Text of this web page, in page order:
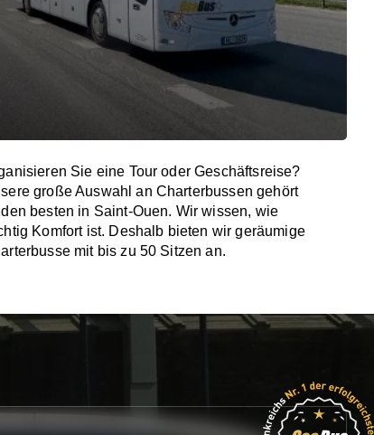
Sie eine Tour oder Geschäftsreise?
große Auswahl an Charterbussen gehört
besten in Saint-Ouen. Wir wissen, wie
Komfort ist. Deshalb bieten wir geräumige
mit bis zu 50 Sitzen an.